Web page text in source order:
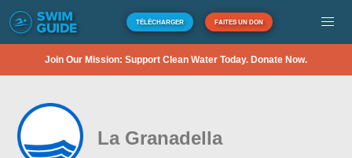
TÉLÉCHARGER FAITES UN DON
Join Our Mission: Support Clean Water Today. Donate Now.
La Granadella